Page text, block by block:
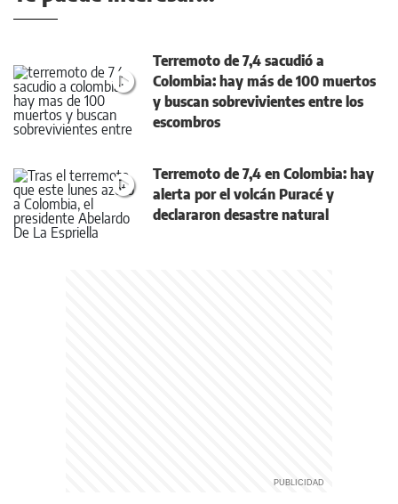
Terremoto de 7,4 sacudió a
Colombia: hay más de 100 muertos
y buscan sobrevivientes entre los
escombros
Terremoto de 7,4 en Colombia: hay
alerta por el volcán Puracé y
declararon desastre natural